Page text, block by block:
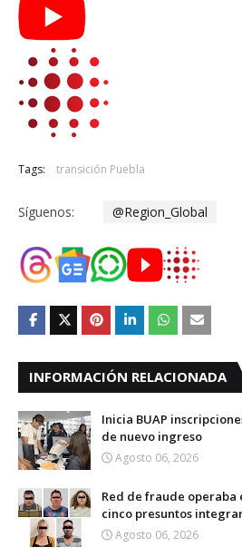
Tags: transición Puebla
Síguenos: @Region_Global
INFORMACIÓN RELACIONADA
Inicia BUAP
de nuevo ingreso
Agosto 06, 2026
Red de fraude operaba
cinco presuntos
Agosto 06, 2026